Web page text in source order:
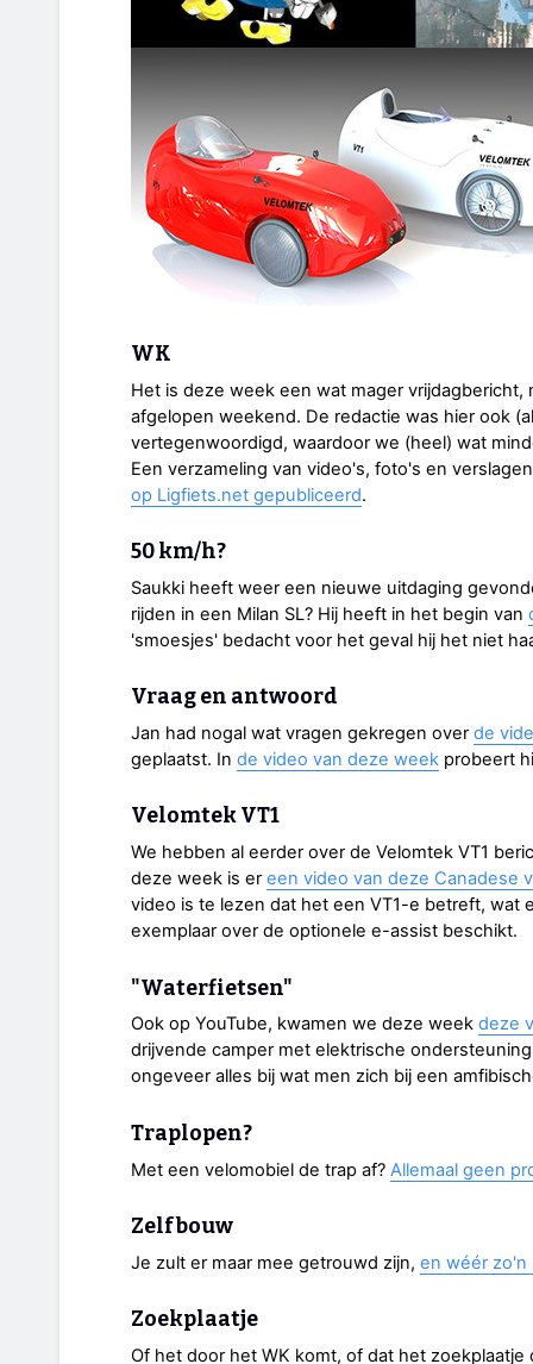
WK
Het is deze week een wat mager
afgelopen weekend. De redactie was hier ook
vertegenwoordigd, waardoor we (heel) wat
Een verzameling van video's, foto's en
op Ligfiets.net gepubliceerd.
50 km/h?
Saukki heeft weer een nieuwe uitdaging
rijden in een Milan SL? Hij heeft in het begin van
'smoesjes' bedacht voor het geval hij het niet
Vraag en antwoord
Jan had nogal wat vragen gekregen overde
geplaatst. In de video van deze week probeert
Velomtek VT1
We hebben al eerder over de Velomtek VT1
deze week is ereen video van deze Canadese
video is te lezen dat het een VT1-e betreft, wat
exemplaar over de optionele e-assist beschikt.
"Waterfietsen"
Ook op YouTube, kwamen we deze week deze
drijvende camper met elektrische
ongeveer alles bij wat men zich bij een
Traplopen?
Met een velomobiel de trap af? Allemaal geen
Zelfbouw
Je zult er maar mee getrouwd zijn, en wéér zo'n
Zoekplaatje
Of het door het WK komt, of dat het